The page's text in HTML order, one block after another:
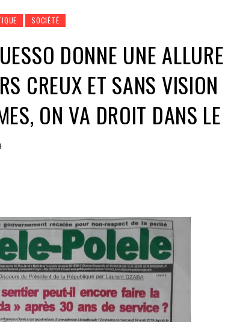
SOCIÉTÉ
DONNE UNE
CREUX ET SANS
ON VA DROIT DANS